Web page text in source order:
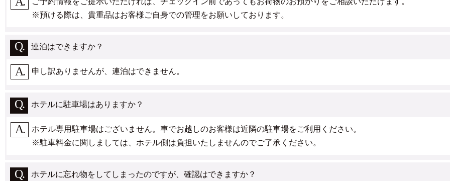
※預ける際は、貴重品はお客様ご自身での管理をお願いしております。
連泊はできますか？
申し訳ありませんが、連泊はできません。
ホテルに駐車場はありますか？
ホテル専用駐車場はございません。車でお越しのお客様は近隣の駐車場をご利用ください。
※駐車料金に関しましては、ホテル側は負担いたしませんのでご了承ください。
ホテルに忘れ物をしてしまったのですが、確認はできますか？